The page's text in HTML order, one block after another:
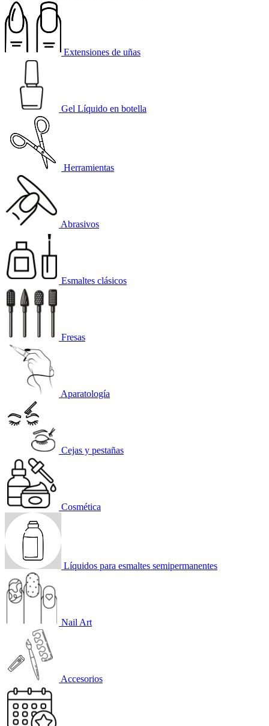
Extensiones de uñas
Gel Líquido en botella
Herramientas
Abrasivos
Esmaltes clásicos
Fresas
Aparatología
Cejas y pestañas
Cosmética
Líquidos para esmaltes semipermanentes
Nail Art
Accesorios